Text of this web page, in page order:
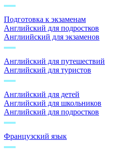
Подготовка к экзаменам
Английский для подростков
Англиийский для экзаменов
Английский для путешествий
Английский для туристов
Английский для детей
Английский для школьников
Английский для подростков
Французский язык